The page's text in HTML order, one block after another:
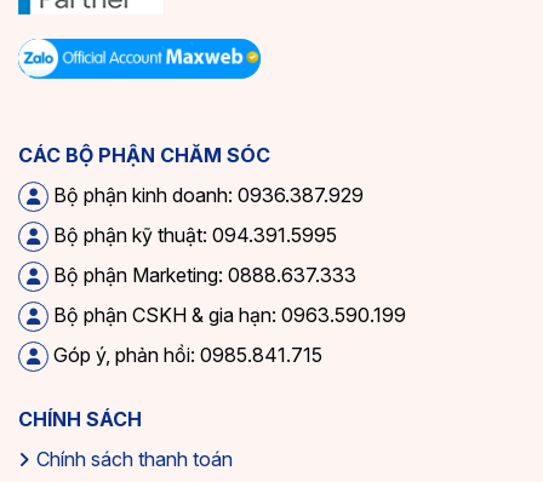
CÁC BỘ PHẬN CHĂM SÓC
Bộ phận kinh doanh: 0936.387.929
Bộ phận kỹ thuật: 094.391.5995
Bộ phận Marketing: 0888.637.333
Bộ phận CSKH & gia hạn: 0963.590.199
Góp ý, phản hồi: 0985.841.715
CHÍNH SÁCH
Chính sách thanh toán